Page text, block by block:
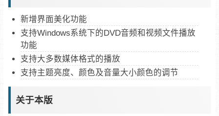
新增界面美化功能
支持Windows系统下的DVD音频和视频文件播放
功能
支持大多数媒体格式的播放
支持主题亮度、颜色及音量大小颜色的调节
关于本版